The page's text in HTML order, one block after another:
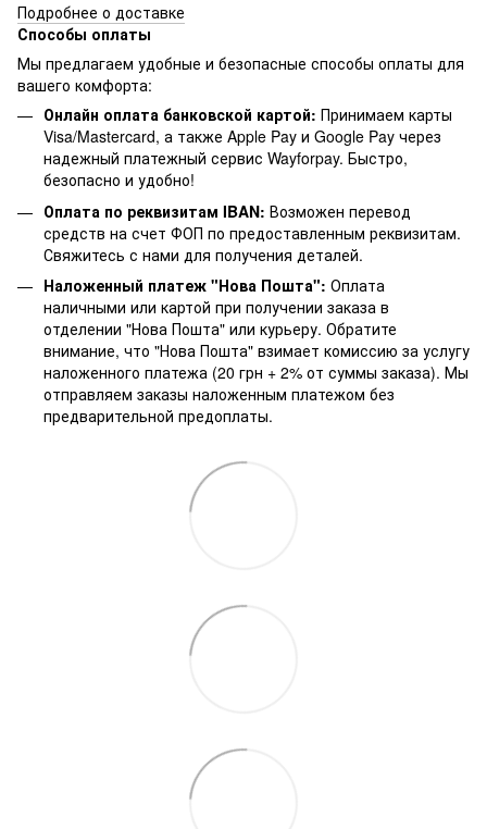
Подробнее о доставке
Способы оплаты
Мы предлагаем удобные и безопасные способы оплаты для
вашего комфорта:
Онлайн оплата банковской картой: Принимаем карты
Visa/Mastercard, а также Apple Pay и Google Pay через
надежный платежный сервис Wayforpay. Быстро,
безопасно и удобно!
Оплата по реквизитам IBAN: Возможен перевод
средств на счет ФОП по предоставленным реквизитам.
Свяжитесь с нами для получения деталей.
Наложенный платеж "Нова Пошта": Оплата
наличными или картой при получении заказа в
отделении "Нова Пошта" или курьеру. Обратите
внимание, что "Нова Пошта" взимает комиссию за услугу
наложенного платежа (20 грн + 2% от суммы заказа). Мы
отправляем заказы наложенным платежом без
предварительной предоплаты.